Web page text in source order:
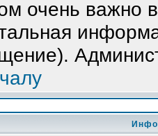
очень важно